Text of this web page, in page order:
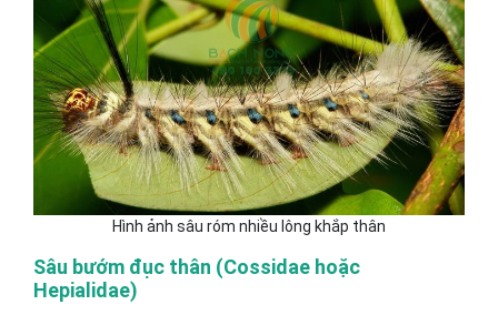
Hình ảnh sâu róm nhiều lông khắp thân
Sâu bướm đục thân (Cossidae hoặc
Hepialidae)